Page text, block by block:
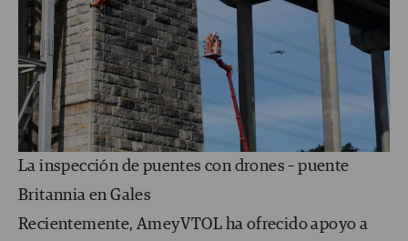
La inspección de puentes con drones – puente
Britannia en Gales
Recientemente, AmeyVTOL ha ofrecido apoyo a